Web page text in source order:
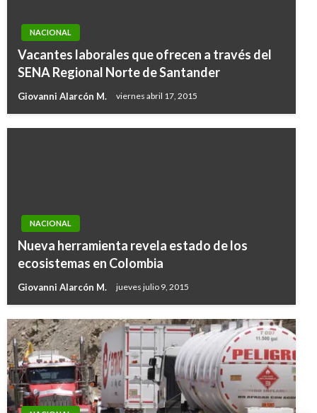
NACIONAL
Vacantes laborales que ofrecen a través del
SENA Regional Norte de Santander
Giovanni Alarcón M. viernes abril 17, 2015
NACIONAL
Nueva herramienta revela estado de los
ecosistemas en Colombia
Giovanni Alarcón M. jueves julio 9, 2015